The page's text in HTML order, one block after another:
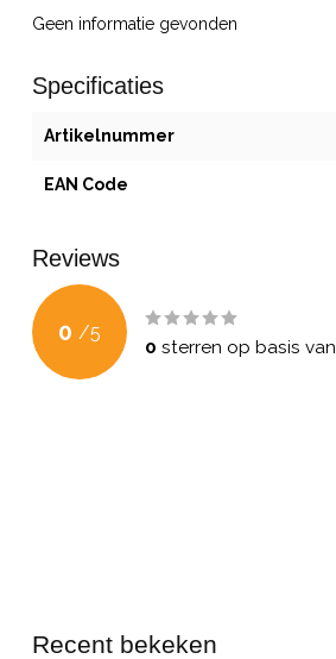
Geen informatie gevonden
Specificaties
Artikelnummer
EAN Code
Reviews
0 /5
0 sterren op basis van
Recent bekeken